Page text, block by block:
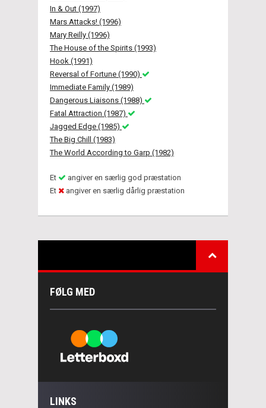
In & Out (1997)
Mars Attacks! (1996)
Mary Reilly (1996)
The House of the Spirits (1993)
Hook (1991)
Reversal of Fortune (1990)
Immediate Family (1989)
Dangerous Liaisons (1988)
Fatal Attraction (1987)
Jagged Edge (1985)
The Big Chill (1983)
The World According to Garp (1982)
Et
angiver en særlig god præstation
Et
angiver en særlig dårlig præstation
FØLG MED
LINKS